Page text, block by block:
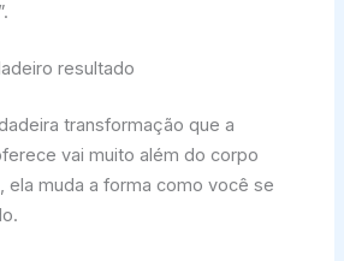
resultado
transformação que a
vai muito além do corpo
, ela muda a forma como você se